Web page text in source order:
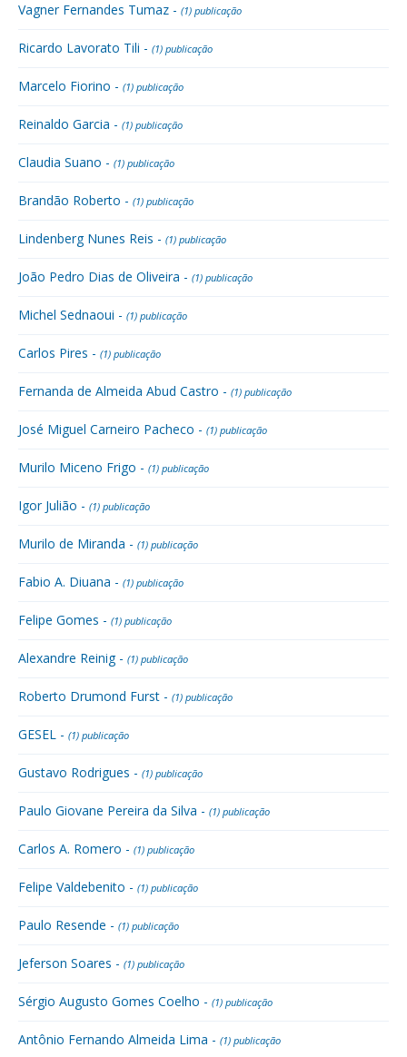
Vagner Fernandes Tumaz - (1) publicação
Ricardo Lavorato Tili - (1) publicação
Marcelo Fiorino - (1) publicação
Reinaldo Garcia - (1) publicação
Claudia Suano - (1) publicação
Brandão Roberto - (1) publicação
Lindenberg Nunes Reis - (1) publicação
João Pedro Dias de Oliveira - (1) publicação
Michel Sednaoui - (1) publicação
Carlos Pires - (1) publicação
Fernanda de Almeida Abud Castro - (1) publicação
José Miguel Carneiro Pacheco - (1) publicação
Murilo Miceno Frigo - (1) publicação
Igor Julião - (1) publicação
Murilo de Miranda - (1) publicação
Fabio A. Diuana - (1) publicação
Felipe Gomes - (1) publicação
Alexandre Reinig - (1) publicação
Roberto Drumond Furst - (1) publicação
GESEL - (1) publicação
Gustavo Rodrigues - (1) publicação
Paulo Giovane Pereira da Silva - (1) publicação
Carlos A. Romero - (1) publicação
Felipe Valdebenito - (1) publicação
Paulo Resende - (1) publicação
Jeferson Soares - (1) publicação
Sérgio Augusto Gomes Coelho - (1) publicação
Antônio Fernando Almeida Lima - (1) publicação